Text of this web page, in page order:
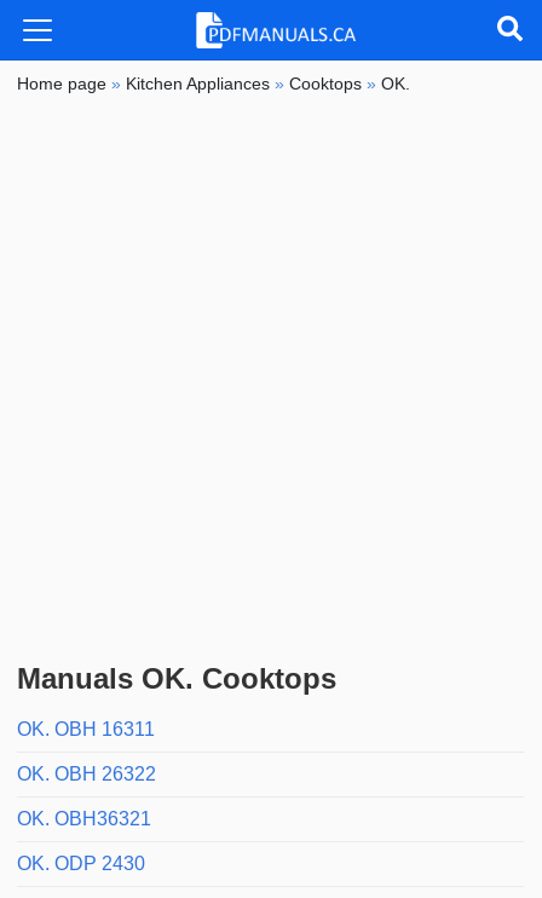
Home page » Kitchen Appliances »Cooktops »OK.
Manuals OK. Cooktops
OK. OBH 16311
OK. OBH 26322
OK. OBH36321
OK. ODP 2430